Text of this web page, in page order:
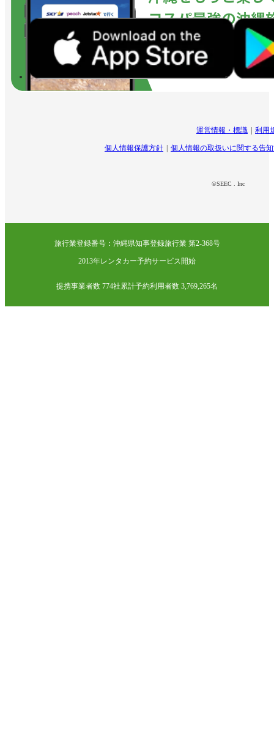
運営情報・標識 利用
個人情報保護方針 個人情報の取扱いに関する告
©SEEC . Inc
旅行業登録番号：沖縄県知事登録旅行業 第2-368号
2013年レンタカー予約サービス開始
提携事業者数 774社累計予約利用者数 3,769,265名